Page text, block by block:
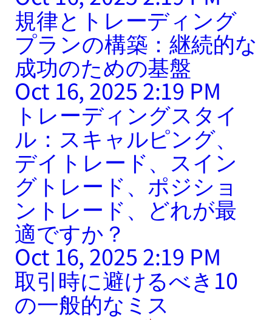
規律とトレーディング
プランの構築：継続的な
成功のための基盤
Oct 16, 2025 2:19 PM
トレーディングスタイ
ル：スキャルピング、
デイトレード、スイン
グトレード、ポジショ
ントレード、どれが最
適ですか？
Oct 16, 2025 2:19 PM
取引時に避けるべき10
の一般的なミス